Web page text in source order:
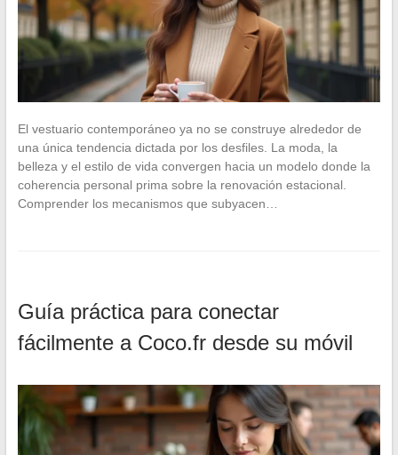
El vestuario contemporáneo ya no se construye alrededor de
una única tendencia dictada por los desfiles. La moda, la
belleza y el estilo de vida convergen hacia un modelo donde la
coherencia personal prima sobre la renovación estacional.
Comprender los mecanismos que subyacen…
Guía práctica para conectar
fácilmente a Coco.fr desde su móvil